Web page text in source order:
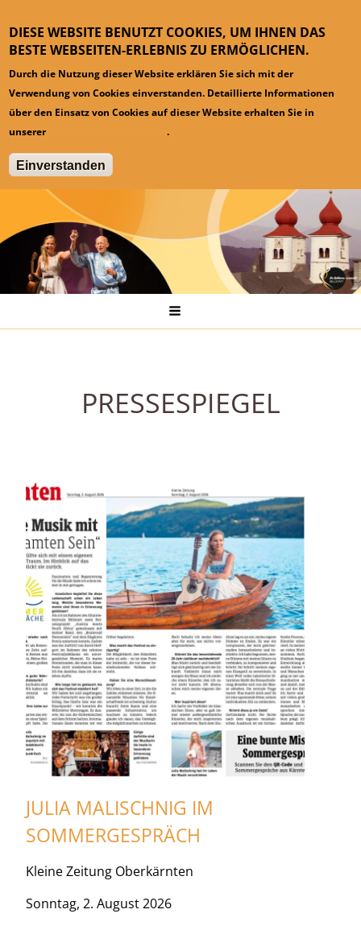
DIESE WEBSITE BENUTZT COOKIES, UM IHNEN DAS
BESTE WEBSEITEN-ERLEBNIS ZU ERMÖGLICHEN.
Durch die Nutzung dieser Website erklären Sie sich mit der
Verwendung von Cookies einverstanden. Detaillierte Informationen
über den Einsatz von Cookies auf dieser Website erhalten Sie in
unserer
Datenschutzinformation.
Einverstanden
Pressespiegel
PRESSESPIEGEL
JULIA MALISCHNIG IM
SOMMERGESPRÄCH
Kleine Zeitung Oberkärnten
Sonntag, 2. August 2026